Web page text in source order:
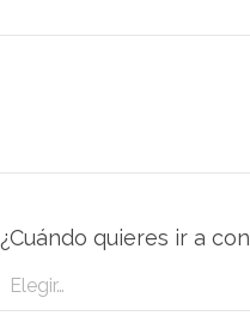
¿Cuándo quieres ir a